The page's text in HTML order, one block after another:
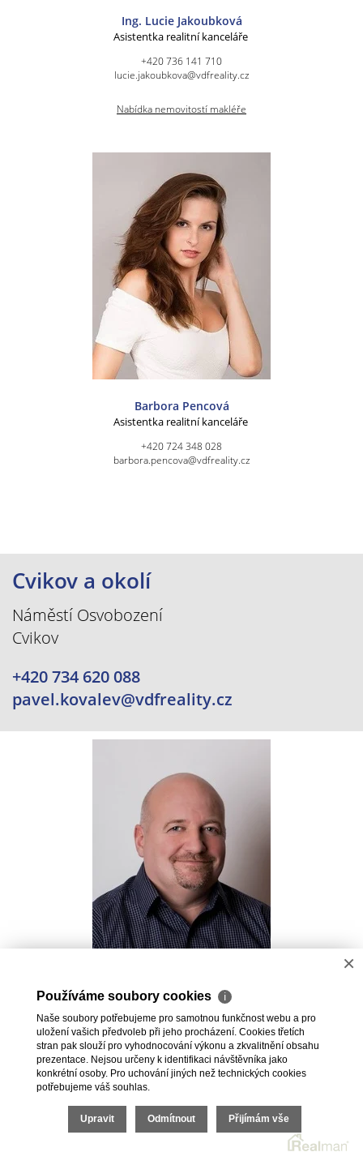
Ing. Lucie Jakoubková
Asistentka realitní kanceláře
+420 736 141 710
lucie.jakoubkova@vdfreality.cz
Nabídka nemovitostí makléře
Barbora Pencová
Asistentka realitní kanceláře
+420 724 348 028
barbora.pencova@vdfreality.cz
Cvikov a okolí
Náměstí Osvobození
Cvikov
+420 734 620 088
pavel.kovalev@vdfreality.cz
Pavel Kovalev
+420 723 491 625
pavel.kovalev@vdfreality.cz
×
Používáme soubory cookies ℹ
Naše soubory potřebujeme pro samotnou funkčnost webu a pro
uložení vašich předvoleb při jeho procházení. Cookies třetích
stran pak slouží pro vyhodnocování výkonu a zkvalitnění obsahu
prezentace. Nejsou určeny k identifikaci návštěvníka jako
konkrétní osoby. Pro uchování jiných než technických cookies
potřebujeme váš souhlas.
Upravit Odmítnout Přijímám vše